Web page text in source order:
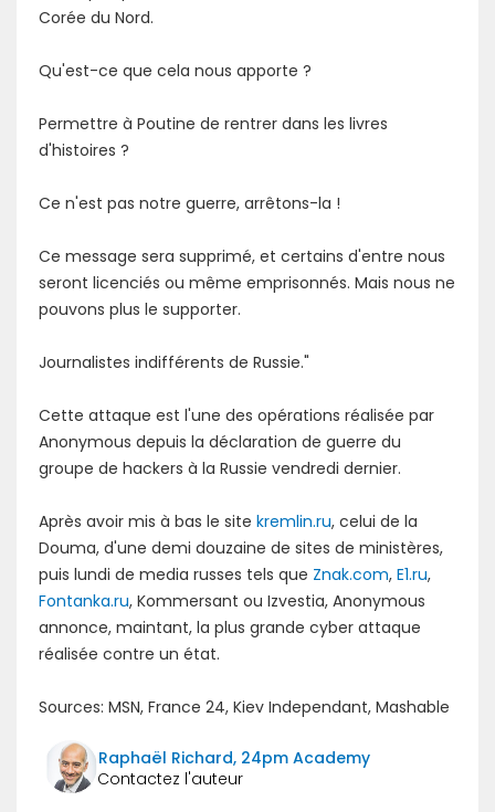
Corée du Nord.
Qu'est-ce que cela nous apporte ?
Permettre à Poutine de rentrer dans les livres
d'histoires ?
Ce n'est pas notre guerre, arrêtons-la !
Ce message sera supprimé, et certains d'entre nous
seront licenciés ou même emprisonnés. Mais nous ne
pouvons plus le supporter.
Journalistes indifférents de Russie."
Cette attaque est l'une des opérations réalisée par
Anonymous depuis la déclaration de guerre du
groupe de hackers à la Russie vendredi dernier.
Après avoir mis à bas le site kremlin.ru, celui de la
Douma, d'une demi douzaine de sites de ministères,
puis lundi de media russes tels que Znak.com, E1.ru,
Fontanka.ru, Kommersant ou Izvestia, Anonymous
annonce, maintant, la plus grande cyber attaque
réalisée contre un état.
Sources: MSN, France 24, Kiev Independant, Mashable
Raphaël Richard, 24pm Academy